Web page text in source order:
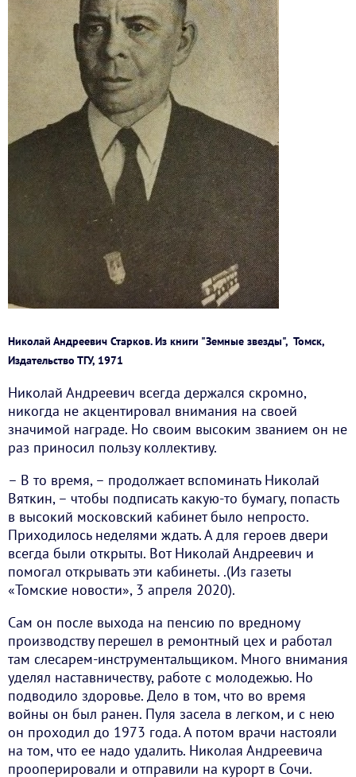
Николай Андреевич Старков. Из книги "Земные звезды", Томск,
Издательство ТГУ, 1971
Николай Андреевич всегда держался скромно,
никогда не акцентировал внимания на своей
значимой награде. Но своим высоким званием он не
раз приносил пользу коллективу.
– В то время, – продолжает вспоминать Николай
Вяткин, – чтобы подписать какую-то бумагу, попасть
в высокий московский кабинет было непросто.
Приходилось неделями ждать. А для героев двери
всегда были открыты. Вот Николай Андреевич и
помогал открывать эти кабинеты. .(Из газеты
«Томские новости», 3 апреля 2020).
Сам он после выхода на пенсию по вредному
производству перешел в ремонтный цех и работал
там слесарем-инструментальщиком. Много внимания
уделял наставничеству, работе с молодежью. Но
подводило здоровье. Дело в том, что во время
войны он был ранен. Пуля засела в легком, и с нею
он проходил до 1973 года. А потом врачи настояли
на том, что ее надо удалить. Николая Андреевича
прооперировали и отправили на курорт в Сочи.